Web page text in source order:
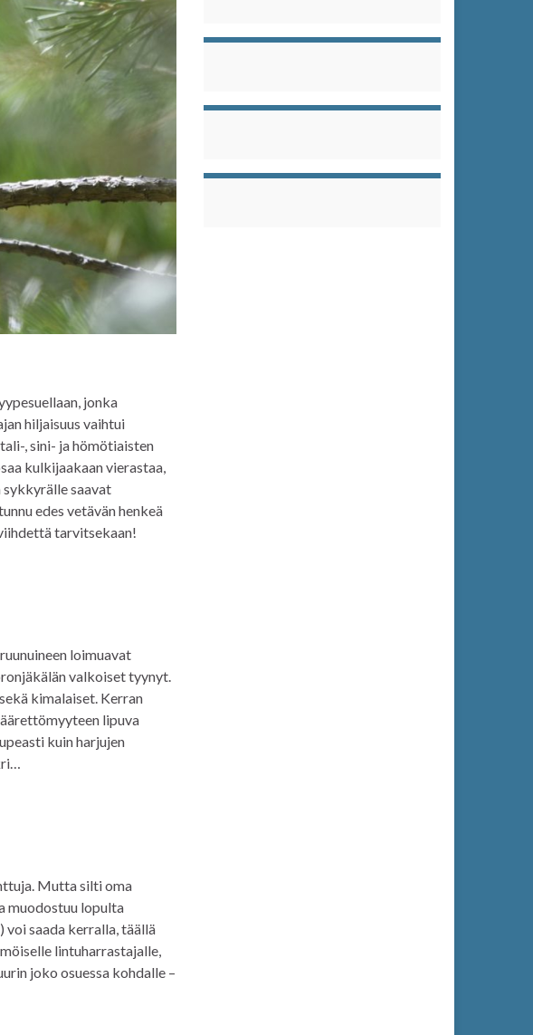
jonka
hiljaisuus vaihtui
, sini- ja hömötiaisten
kulkijaakaan vierastaa,
sykkyrälle saavat
edes vetävän henkeä
tarvitsekaan!
loimuavat
valkoiset tyynyt.
kimalaiset. Kerran
lipuva
kuin harjujen
Mutta silti oma
muodostuu lopulta
voi saada kerralla, täällä
lintuharrastajalle,
joko osuessa kohdalle –